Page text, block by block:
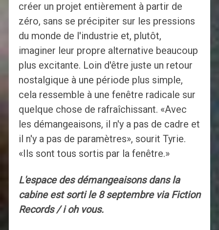
créer un projet entièrement à partir de
zéro, sans se précipiter sur les pressions
du monde de l'industrie et, plutôt,
imaginer leur propre alternative beaucoup
plus excitante. Loin d'être juste un retour
nostalgique à une période plus simple,
cela ressemble à une fenêtre radicale sur
quelque chose de rafraîchissant. «Avec
les démangeaisons, il n'y a pas de cadre et
il n'y a pas de paramètres», sourit Tyrie.
«Ils sont tous sortis par la fenêtre.»
L'espace des démangeaisons dans la
cabine est sorti le 8 septembre via Fiction
Records / i oh vous.